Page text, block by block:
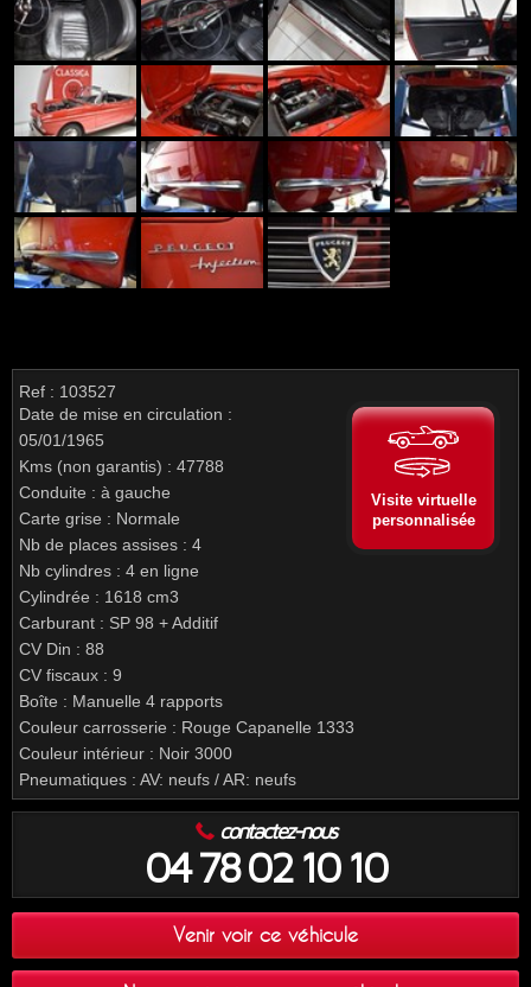
Ref : 103527
Date de mise en circulation :
05/01/1965
Kms (non garantis) : 47788
Conduite : à gauche
Carte grise : Normale
Nb de places assises : 4
Nb cylindres : 4 en ligne
Cylindrée : 1618 cm3
Carburant : SP 98 + Additif
CV Din : 88
CV fiscaux : 9
Boîte : Manuelle 4 rapports
Couleur carrosserie : Rouge Capanelle 1333
Couleur intérieur : Noir 3000
Pneumatiques : AV: neufs / AR: neufs
Visite virtuelle
personnalisée
Venir voir ce véhicule
contactez-nous
04 78 02 10 10